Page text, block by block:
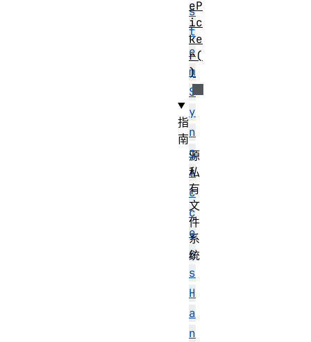
s
t
e
m
S
y
n
c
A
c
c
e
s
s
H
a
n
eP
ic
ke
r(
)
指
南
源
私
有
文
件
系
统